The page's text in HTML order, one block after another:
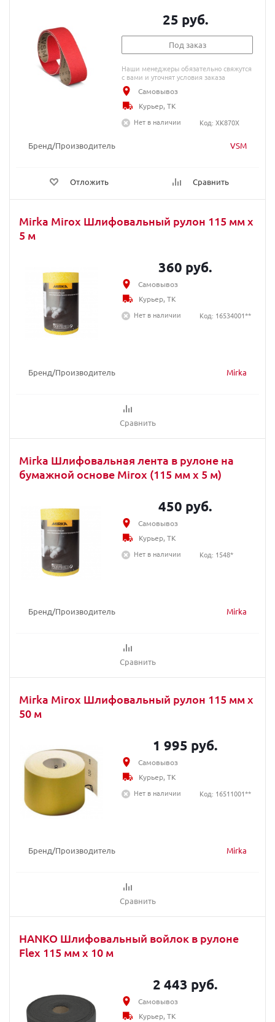
Бренд/Производитель VSM
Отложить Сравнить
25 руб.
Под заказ
Наши менеджеры обязательно свяжутся
с вами и уточнят условия заказа
Самовывоз
Курьер, ТК
Нет в наличии
Код: XK870X
Mirka Mirox Шлифовальный рулон 115 мм x
5 м
Бренд/Производитель Mirka
Сравнить
360 руб.
Самовывоз
Курьер, ТК
Нет в наличии
Код: 16534001**
Mirka Шлифовальная лента в рулоне на
бумажной основе Mirox (115 мм x 5 м)
Бренд/Производитель Mirka
Сравнить
450 руб.
Самовывоз
Курьер, ТК
Нет в наличии
Код: 1548*
Mirka Mirox Шлифовальный рулон 115 мм x
50 м
Бренд/Производитель Mirka
Сравнить
1 995 руб.
Самовывоз
Курьер, ТК
Нет в наличии
Код: 16511001**
HANKO Шлифовальный войлок в рулоне
Flex 115 мм x 10 м
2 443 руб.
Самовывоз
Курьер, ТК